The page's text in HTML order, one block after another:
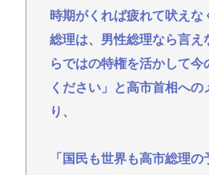
時期がくれば疲れて吠え
総理は、男性総理なら言え
らではの特権を活かして今
ください」と高市首相へ
り、
「国民も世界も高市総理